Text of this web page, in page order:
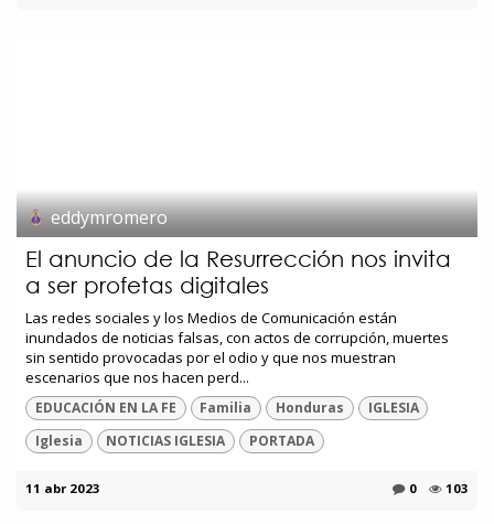
eddymromero
El anuncio de la Resurrección nos invita
a ser profetas digitales
Las redes sociales y los Medios de Comunicación están
inundados de noticias falsas, con actos de corrupción, muertes
sin sentido provocadas por el odio y que nos muestran
escenarios que nos hacen perd...
EDUCACIÓN EN LA FE Familia Honduras
IGLESIA
Iglesia
NOTICIAS IGLESIA PORTADA
11 abr 2023 0 103